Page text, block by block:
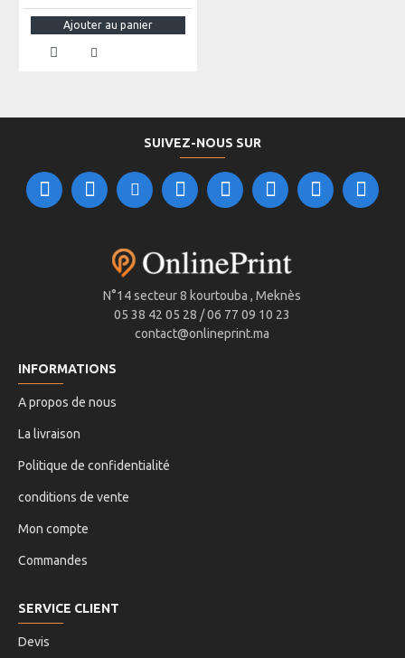
Ajouter au panier
SUIVEZ-NOUS SUR
N°14 secteur 8 kourtouba , Meknès
05 38 42 05 28 / 06 77 09 10 23
contact@onlineprint.ma
INFORMATIONS
A propos de nous
La livraison
Politique de confidentialité
conditions de vente
Mon compte
Commandes
SERVICE CLIENT
Devis